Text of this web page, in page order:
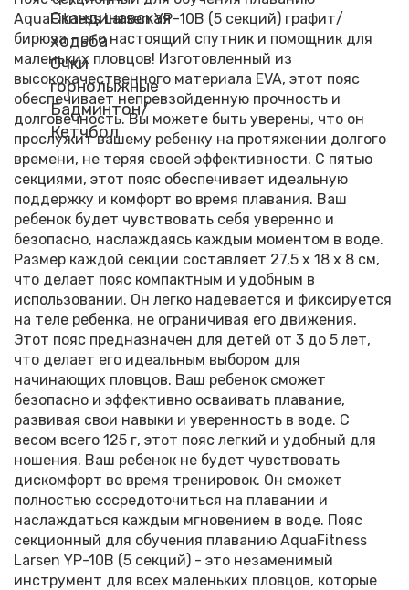
Скандинавская
ходьба
Очки
горнолыжные
Бадминтон/
Кетчбол
AquaFitness Larsen YP-10B (5 секций) графит/
бирюза - это настоящий спутник и помощник для
маленьких пловцов! Изготовленный из
высококачественного материала EVA, этот пояс
обеспечивает непревзойденную прочность и
долговечность. Вы можете быть уверены, что он
прослужит вашему ребенку на протяжении долгого
времени, не теряя своей эффективности. С пятью
секциями, этот пояс обеспечивает идеальную
поддержку и комфорт во время плавания. Ваш
ребенок будет чувствовать себя уверенно и
безопасно, наслаждаясь каждым моментом в воде.
Размер каждой секции составляет 27,5 х 18 х 8 см,
что делает пояс компактным и удобным в
использовании. Он легко надевается и фиксируется
на теле ребенка, не ограничивая его движения.
Этот пояс предназначен для детей от 3 до 5 лет,
что делает его идеальным выбором для
начинающих пловцов. Ваш ребенок сможет
безопасно и эффективно осваивать плавание,
развивая свои навыки и уверенность в воде. С
весом всего 125 г, этот пояс легкий и удобный для
ношения. Ваш ребенок не будет чувствовать
дискомфорт во время тренировок. Он сможет
полностью сосредоточиться на плавании и
наслаждаться каждым мгновением в воде. Пояс
секционный для обучения плаванию AquaFitness
Larsen YP-10B (5 секций) - это незаменимый
инструмент для всех маленьких пловцов, которые